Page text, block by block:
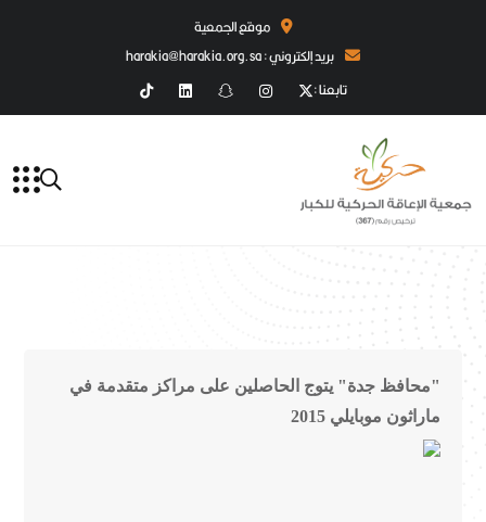
موقع الجمعية
بريد إلكتروني : harakia@harakia.org.sa
تابعنا :
"محافظ جدة" يتوج الحاصلين على مراكز متقدمة في
ماراثون موبايلي 2015